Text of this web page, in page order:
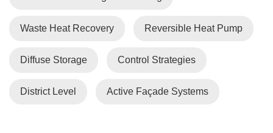
Waste Heat Recovery Reversible Heat Pump
Diffuse Storage Control Strategies
District Level Active Façade Systems